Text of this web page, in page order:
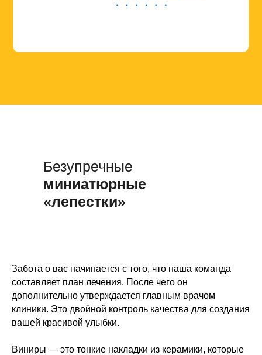
Безупречные
миниатюрные
«лепестки»
Забота о вас начинается с того, что наша команда
составляет план лечения. После чего он
дополнительно утверждается главным врачом
клиники. Это двойной контроль качества для создания
вашей красивой улыбки.
Виниры — это тонкие накладки из керамики, которые